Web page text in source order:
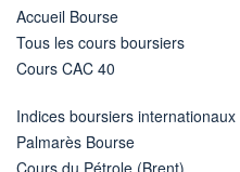
Accueil Bourse
Tous les cours boursiers
Cours CAC 40
Indices boursiers internationaux
Palmarès Bourse
Cours du Pétrole (Brent)